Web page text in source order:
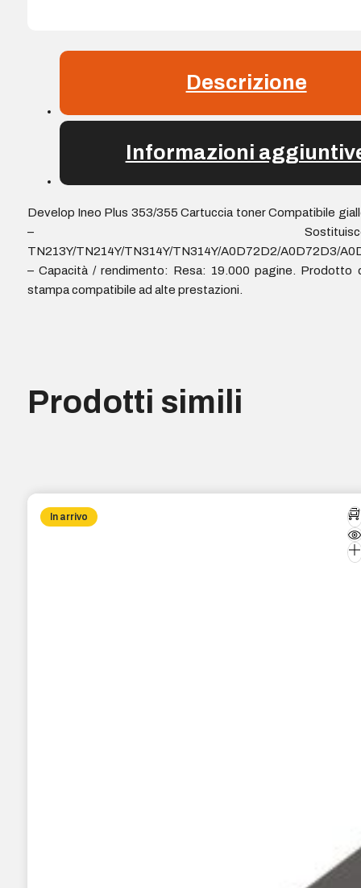
Descrizione
Informazioni
Develop Ineo Plus 353/355 Cartuccia toner Compatibile
–
TN213Y/TN214Y/TN314Y/TN314Y/A0D72D2/A0D72D3/
– Capacità / rendimento: Resa: 19.000 pagine. Prodotto
stampa compatibile ad alte prestazioni.
Prodotti simili
In arrivo